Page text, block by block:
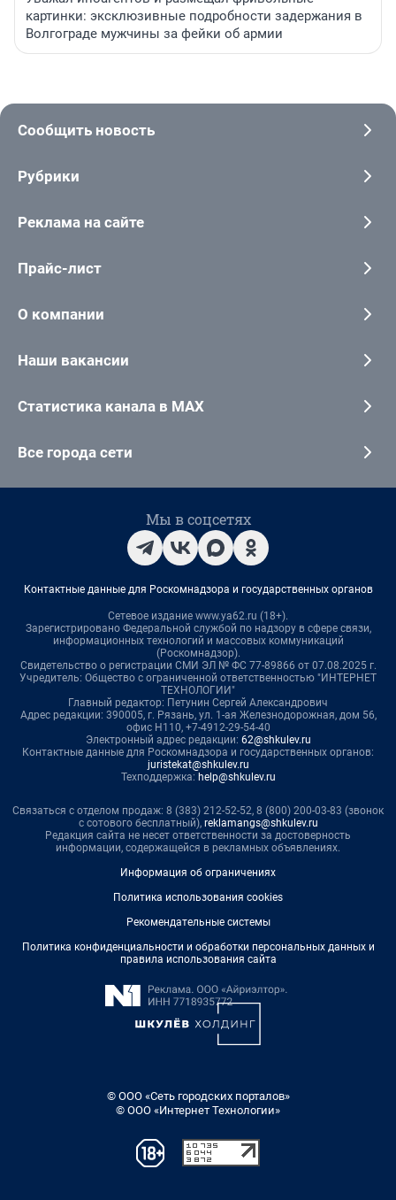
картинки: эксклюзивные подробности задержания в
Волгограде мужчины за фейки об армии
Сообщить новость
Рубрики
Реклама на сайте
Прайс-лист
О компании
Наши вакансии
Статистика канала в MAX
Все города сети
Мы в соцсетях
Контактные данные для Роскомнадзора и государственных органов
Сетевое издание www.ya62.ru (18+).
Зарегистрировано Федеральной службой по надзору в сфере связи,
информационных технологий и массовых коммуникаций
(Роскомнадзор).
Свидетельство о регистрации СМИ ЭЛ № ФС 77-89866 от 07.08.2025 г.
Учредитель: Общество с ограниченной ответственностью "ИНТЕРНЕТ
ТЕХНОЛОГИИ"
Главный редактор: Петунин Сергей Александрович
Адрес редакции: 390005, г. Рязань, ул. 1-ая Железнодорожная, дом 56,
офис Н110, +7-4912-29-54-40
Электронный адрес редакции: 62@shkulev.ru
Контактные данные для Роскомнадзора и государственных органов:
juristekat@shkulev.ru
Техподдержка: help@shkulev.ru
Связаться с отделом продаж: 8 (383) 212-52-52, 8 (800) 200-03-83 (звонок
с сотового бесплатный), reklamangs@shkulev.ru
Редакция сайта не несет ответственности за достоверность
информации, содержащейся в рекламных объявлениях.
Информация об ограничениях
Политика использования cookies
Рекомендательные системы
Политика конфиденциальности и обработки персональных данных и
правила использования сайта
© ООО «Сеть городских порталов»
© ООО «Интернет Технологии»